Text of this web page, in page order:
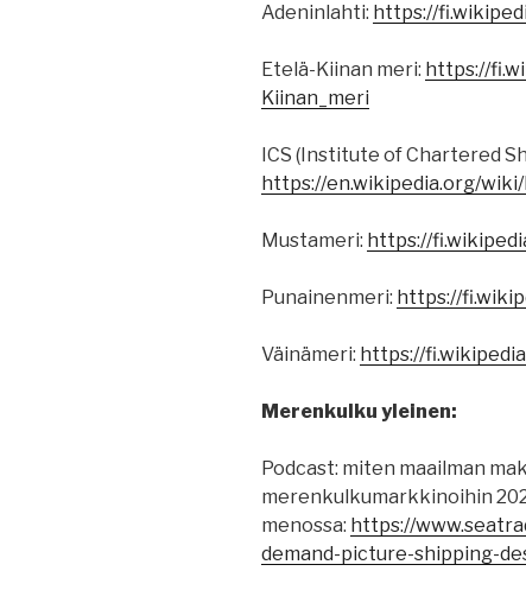
Adeninlahti: https://
Etelä-Kiinan meri: https://
Kiinan_meri
ICS (Institute of Chartered
https://en.wikipedia.org/
Mustameri: https://
Punainenmeri: https://
Väinämeri: https://
Merenkulku yleinen:
Podcast: miten maailman
merenkulkumarkkinoihin
menossa: https://
demand-picture-shipping-